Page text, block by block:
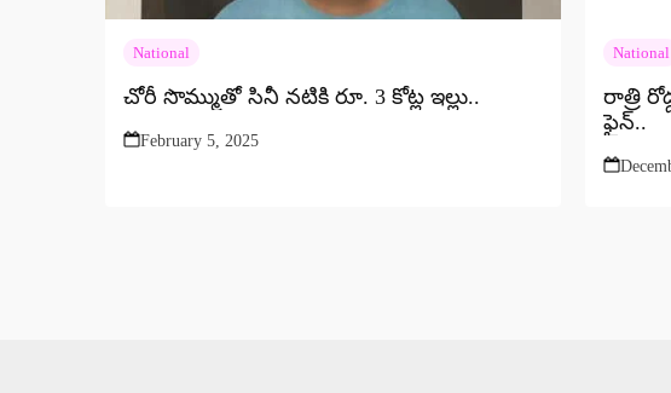
National
చోరీ సొమ్ముతో సినీ నటికి రూ. 3 కోట్ల ఇల్లు..
February 5, 2025
National
రాత్రి
ఫైన్..